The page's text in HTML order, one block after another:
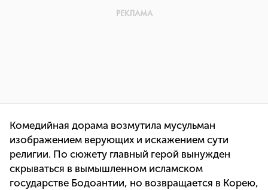
Комедийная дорама возмутила мусульман
изображением верующих и искажением сути
религии. По сюжету главный герой вынужден
скрываться в вымышленном исламском
государстве Бодоантии, но возвращается в Корею,